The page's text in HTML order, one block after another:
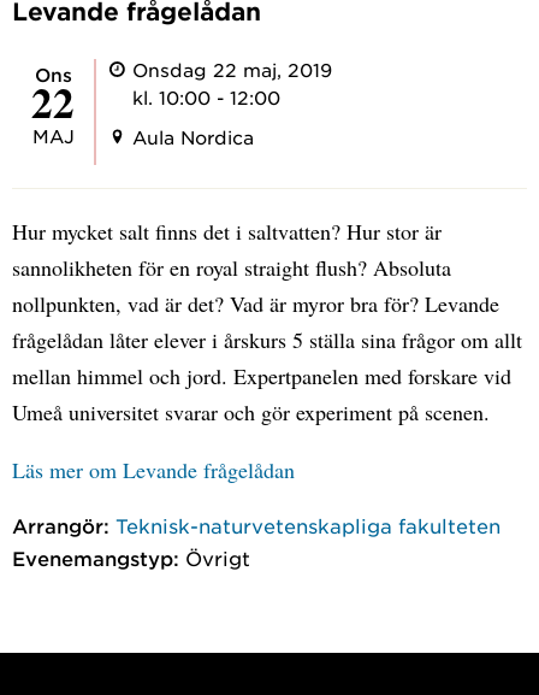
Levande frågelådan
ons
22
MAJ
Onsdag 22 maj, 2019
kl. 10:00 - 12:00
Aula Nordica
Hur mycket salt finns det i saltvatten? Hur stor är
sannolikheten för en royal straight flush? Absoluta
nollpunkten, vad är det? Vad är myror bra för? Levande
frågelådan låter elever i årskurs 5 ställa sina frågor om allt
mellan himmel och jord. Expertpanelen med forskare vid
Umeå universitet svarar och gör experiment på scenen.
Läs mer om Levande frågelådan
Arrangör: Teknisk-naturvetenskapliga fakulteten
Evenemangstyp: Övrigt